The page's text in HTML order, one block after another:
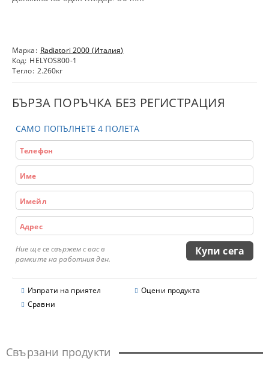
Марка: Radiatori 2000 (Италия)
Код: HELYOS800-1
Тегло: 2.260кг
БЪРЗА ПОРЪЧКА БЕЗ РЕГИСТРАЦИЯ
САМО ПОПЪЛНЕТЕ 4 ПОЛЕТА
Ние ще се свържем с вас в
рамките на работния ден.
Изпрати на приятел
Оцени продукта
Сравни
Свързани продукти